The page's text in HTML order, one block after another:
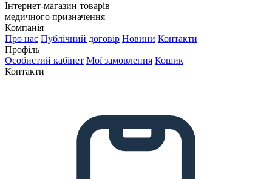
Інтернет-магазин товарів
медичного призначення
Компанія
Про нас Публічний договір Новини Контакти
Профіль
Особистий кабінет Мої замовлення Кошик
Контакти